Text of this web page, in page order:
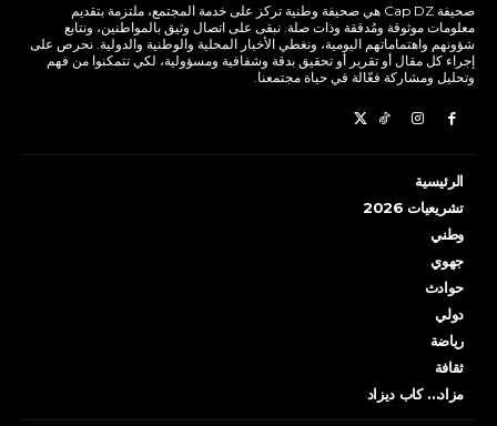
صحيفة Cap DZ هي صحيفة وطنية تركز على خدمة المجتمع، ملتزمة بتقديم
معلومات موثوقة ومُدققة وذات صلة. نبقى على اتصال وثيق بالمواطنين، ونتابع
شؤونهم واهتماماتهم اليومية، ونغطي الأخبار المحلية والوطنية والدولية. نحرص على
إجراء كل مقال أو تقرير أو تحقيق بدقة وشفافية ومسؤولية، لكي تتمكنوا من فهم
وتحليل ومشاركة فعّالة في حياة مجتمعنا.
الرئيسية
تشريعيات 2026
وطني
جهوي
حوادث
دولي
رياضة
ثقافة
مزاد… كاب ديزاد